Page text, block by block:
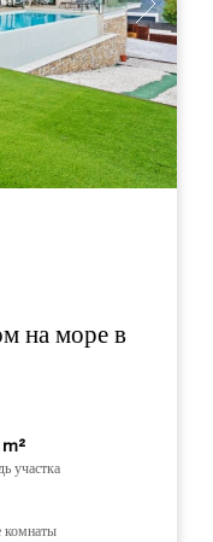
на море в
участка
комнаты